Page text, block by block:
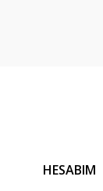
HESABIM